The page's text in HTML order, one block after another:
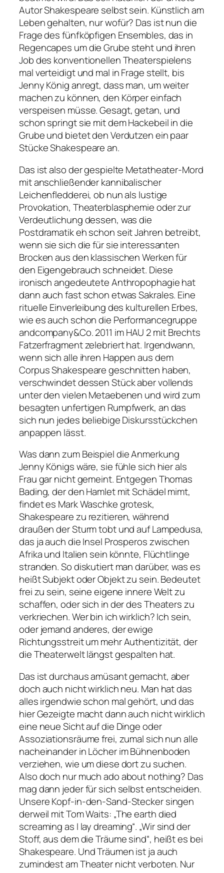
Autor Shakespeare selbst sein. Künstlich am
Leben gehalten, nur wofür? Das ist nun die
Frage des fünfköpfigen Ensembles, das in
Regencapes um die Grube steht und ihren
Job des konventionellen Theaterspielens
mal verteidigt und mal in Frage stellt, bis
Jenny König anregt, dass man, um weiter
machen zu können, den Körper einfach
verspeisen müsse. Gesagt, getan, und
schon springt sie mit dem Hackebeil in die
Grube und bietet den Verdutzen ein paar
Stücke Shakespeare an.
Das ist also der gespielte Metatheater-Mord
mit anschließender kannibalischer
Leichenfledderei, ob nun als lustige
Provokation, Theaterblasphemie oder zur
Verdeutlichung dessen, was die
Postdramatik eh schon seit Jahren betreibt,
wenn sie sich die für sie interessanten
Brocken aus den klassischen Werken für
den Eigengebrauch schneidet. Diese
ironisch angedeutete Anthropophagie hat
dann auch fast schon etwas Sakrales. Eine
rituelle Einverleibung des kulturellen Erbes,
wie es auch schon die Performancegruppe
andcompany&Co. 2011 im HAU 2 mit Brechts
Fatzerfragment zelebriert hat. Irgendwann,
wenn sich alle ihren Happen aus dem
Corpus Shakespeare geschnitten haben,
verschwindet dessen Stück aber vollends
unter den vielen Metaebenen und wird zum
besagten unfertigen Rumpfwerk, an das
sich nun jedes beliebige Diskursstückchen
anpappen lässt.
Was dann zum Beispiel die Anmerkung
Jenny Königs wäre, sie fühle sich hier als
Frau gar nicht gemeint. Entgegen Thomas
Bading, der den Hamlet mit Schädel mimt,
findet es Mark Waschke grotesk,
Shakespeare zu rezitieren, während
draußen der Sturm tobt und auf Lampedusa,
das ja auch die Insel Prosperos zwischen
Afrika und Italien sein könnte, Flüchtlinge
stranden. So diskutiert man darüber, was es
heißt Subjekt oder Objekt zu sein. Bedeutet
frei zu sein, seine eigene innere Welt zu
schaffen, oder sich in der des Theaters zu
verkriechen. Wer bin ich wirklich? Ich sein,
oder jemand anderes, der ewige
Richtungsstreit um mehr Authentizität, der
die Theaterwelt längst gespalten hat.
Das ist durchaus amüsant gemacht, aber
doch auch nicht wirklich neu. Man hat das
alles irgendwie schon mal gehört, und das
hier Gezeigte macht dann auch nicht wirklich
eine neue Sicht auf die Dinge oder
Assoziationsräume frei, zumal sich nun alle
nacheinander in Löcher im Bühnenboden
verziehen, wie um diese dort zu suchen.
Also doch nur much ado about nothing? Das
mag dann jeder für sich selbst entscheiden.
Unsere Kopf-in-den-Sand-Stecker singen
derweil mit Tom Waits: „The earth died
screaming as I lay dreaming“. „Wir sind der
Stoff, aus dem die Träume sind“, heißt es bei
Shakespeare. Und Träumen ist ja auch
zumindest am Theater nicht verboten. Nur